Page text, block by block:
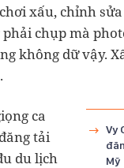
xấu, chỉnh
chụp mà
không dữ vậy.
Vy
Mỹ
ca
tải
du lịch